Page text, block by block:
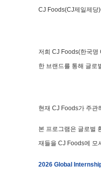
CJ Foods(CJ제일제당
저희 CJ Foods(한국명
한 브랜드를 통해 글로
현재 CJ Foods가 주관
본 프로그램은 글로벌
재들을 CJ Foods에 모
2026 Global